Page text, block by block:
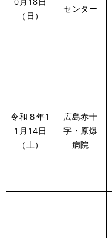
（日）
センター
令和８年1
1月14日
（土）
広島赤十
字・原爆
病院